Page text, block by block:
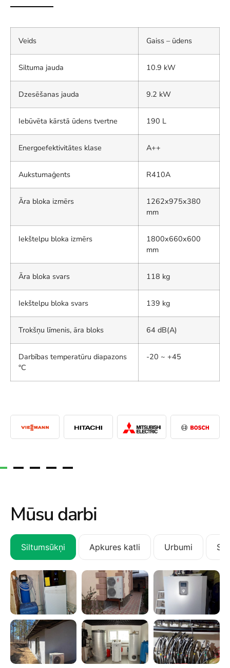
Veids Gaiss – ūdens
Siltuma jauda 10.9 kW
Dzesēšanas jauda 9.2 kW
Iebūvēta kārstā ūdens tvertne 190 L
Energoefektivitātes klase A++
Aukstumaģents R410A
Āra bloka izmērs
1262x975x380
mm
Iekštelpu bloka izmērs
1800x660x600
mm
Āra bloka svars 118 kg
Iekštelpu bloka svars 139 kg
Trokšņu līmenis, āra bloks 64 dB(A)
Darbības temperatūru diapazons
°C
-20 ~ +45
Mūsu darbi
Siltumsūkņi Apkures katli Urbumi